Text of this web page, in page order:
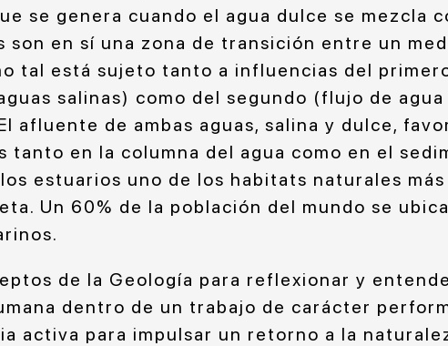
se genera cuando el agua dulce se mezcla
son en sí una zona de transición entre un
tal está sujeto tanto a influencias del
salinas) como del segundo (flujo de
afluente de ambas aguas, salina y dulce,
tanto en la columna del agua como en el
estuarios uno de los habitats naturales
Un 60% de la población del mundo se
de la Geología para reflexionar y
dentro de un trabajo de carácter
activa para impulsar un retorno a la